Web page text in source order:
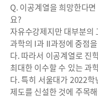
Q. 이공계열을 희망한다
요?
자유수강제지만 대부분
과학의 I과 II과정에 중점
다. 따라서 이공계열로 진
최대한 이수할 수 있는 과
다. 특히 서울대가 2022
제도를 신설한 것에 주목